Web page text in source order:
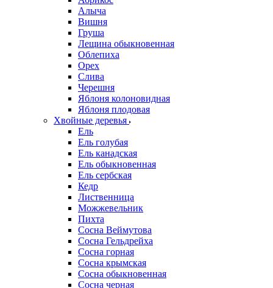
Алыча
Вишня
Груша
Лещина обыкновенная
Облепиха
Орех
Слива
Черешня
Яблоня колоновидная
Яблоня плодовая
Хвойные деревья
Ель
Ель голубая
Ель канадская
Ель обыкновенная
Ель сербская
Кедр
Лиственница
Можжевельник
Пихта
Сосна Веймутова
Сосна Гельдрейха
Сосна горная
Сосна крымская
Сосна обыкновенная
Сосна черная